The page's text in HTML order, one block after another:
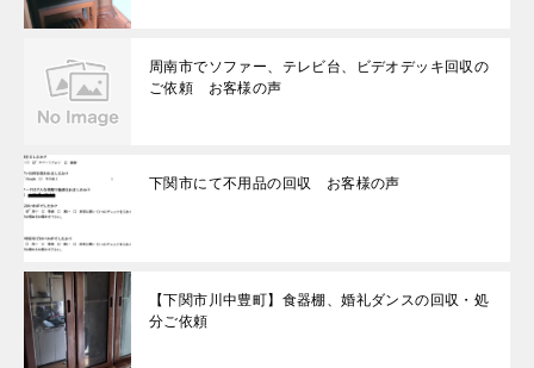
周南市でソファー、テレビ台、ビデオデッキ回収の
ご依頼 お客様の声
下関市にて不用品の回収 お客様の声
【下関市川中豊町】食器棚、婚礼ダンスの回収・処
分ご依頼